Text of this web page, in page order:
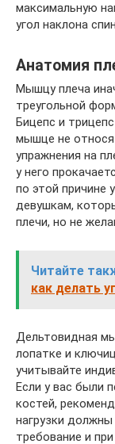
максимальную
угол наклона
Анатомия
Мышцу плеча
треугольной
Бицепс и
мышце не
упражнения на
у него
по этой причине
девушкам,
плечи, но не
Читайте
как делать
Дельтовидная
лопатке и
учитывайте
Если у вас были
костей,
нагрузки
требование и